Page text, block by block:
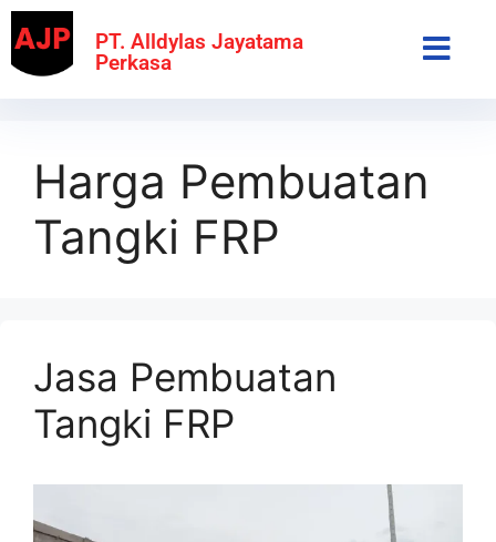
PT. Alldylas Jayatama
Perkasa
Harga Pembuatan
Tangki FRP
Jasa Pembuatan
Tangki FRP